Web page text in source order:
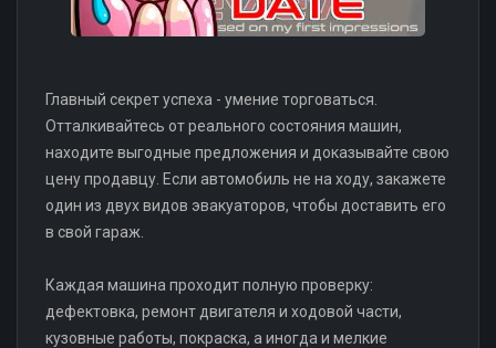
Главный секрет успеха - умение торговаться.
Отталкивайтесь от реального состояния машин,
находите выгодные предложения и доказывайте свою
цену продавцу. Если автомобиль не на ходу, закажете
один из двух видов эвакуаторов, чтобы доставить его
в свой гараж.
Каждая машина проходит полную проверку:
дефектовка, ремонт двигателя и ходовой части,
кузовные работы, покраска, а иногда и мелкие